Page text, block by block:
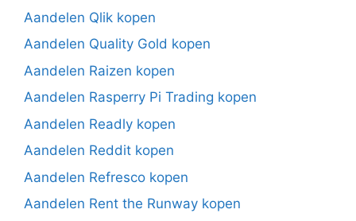
Aandelen Qlik kopen
Aandelen Quality Gold kopen
Aandelen Raizen kopen
Aandelen Rasperry Pi Trading kopen
Aandelen Readly kopen
Aandelen Reddit kopen
Aandelen Refresco kopen
Aandelen Rent the Runway kopen